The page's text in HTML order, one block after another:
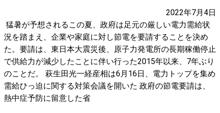
2022年7月4日
猛暑が予想されるこの夏、政府は足元の厳しい電力需給状
況を踏まえ、企業や家庭に対し節電を要請することを決め
た。要請は、東日本大震災後、原子力発電所の長期稼働停止
で供給力が減少したことに伴い行った2015年以来、7年ぶり
のことだ。 萩生田光一経産相は6月16日、電力トップを集め
需給ひっ迫に関する対策会議を開いた 政府の節電要請は、
熱中症予防に留意した省